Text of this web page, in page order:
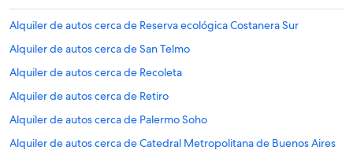
Alquiler de autos cerca de Reserva ecológica Costanera Sur
Alquiler de autos cerca de San Telmo
Alquiler de autos cerca de Recoleta
Alquiler de autos cerca de Retiro
Alquiler de autos cerca de Palermo Soho
Alquiler de autos cerca de Catedral Metropolitana de Buenos Aires